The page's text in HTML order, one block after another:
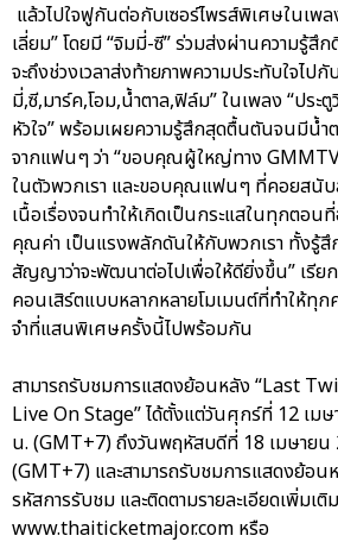
แล้วไปใจฟูกันต่อกับเซอร์ไพรส์พิเศษในเพล
เลี่ยม” โดยมี “จิมมี่-ซี” ร่วมส่งผ่านความรู้
จะถึงช่วงเวลาส่งท้ายภาพความประทับใจไปกั
มี่,ซี,มาร์ค,โอม,น้ำตาล,ฟิล์ม” ในเพลง “ประ
หัวใจ” พร้อมเผยความรู้สึกสุดตื้นตันจนมีน้ำ
จากแฟนๆ ว่า “ขอบคุณผู้ใหญ่ทาง
ในตัวพวกเรา และขอบคุณแฟนๆ ที่คอยสนับ
เนื้อเรื่องจนทำให้เกิดเป็นกระแสในทุกตอน
คุณค่า เป็นแรงพลักดันให้กับพวกเรา ทั้งรู้สึ
สัญญาว่าจะพัฒนาต่อไปเพื่อให้ดียิ่งขึ้น” เรีย
คอนเสิร์ตแบบหลากหลายโมเมนต์ที่ทำให้ทุก
จำที่แสนพิเศษครั้งนี้ไปพร้อมกัน
สามารถรับชมการแสดงย้อนหลัง “Last
Live On Stage” ได้ตั้งแต่วันศุกร์ที่ 12 เมษ
น. (GMT+7) ถึงวันพฤหัสบดีที่ 18 เมษายน
(GMT+7) และสามารถรับชมการแสดงย้อน
รหัสการรับชม และติดตามรายละเอียดเพิ่มเติ
www.thaiticketmajor.com หรือ